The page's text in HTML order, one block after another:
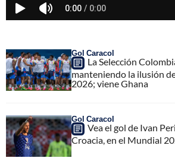
Gol Caracol
La Selección
manteniendo la ilusión
2026; viene Ghana
Gol Caracol
Vea el gol de Ivan
Croacia, en el Mundial